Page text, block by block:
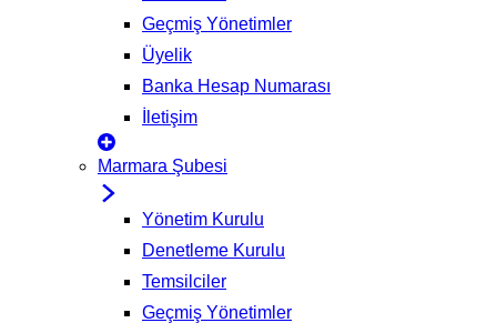
Geçmiş Yönetimler
Üyelik
Banka Hesap Numarası
İletişim
Marmara Şubesi
Yönetim Kurulu
Denetleme Kurulu
Temsilciler
Geçmiş Yönetimler